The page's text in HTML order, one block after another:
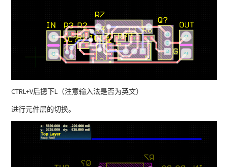
CTRL+V后摁下L（注意输入法是否为英文）
进行元件层的切换。